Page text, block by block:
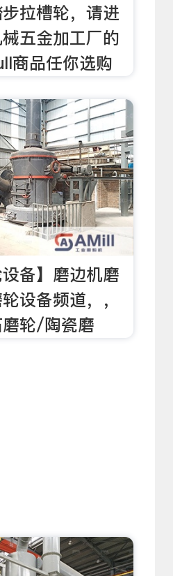
拉槽轮，请进
五金加工厂的
商品任你选购
设备】磨边机磨
设备频道，，
轮/陶瓷磨